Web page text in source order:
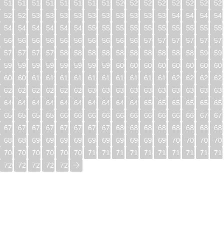
512
513 514 515 516 517 518 519 520 521 522 523 524 525 526
528
529 530 531 532 533 534 535 536 537 538 539 540 541 542
544
545 546 547 548 549 550 551 552 553 554 555 556 557 558
560
561 562 563 564 565 566 567 568 569 570 571 572 573 574
576
577 578 579 580 581 582 583 584 585 586 587 588 589 590
592
593 594 595 596 597 598 599 600 601 602 603 604 605 606
608
609 610 611 612 613 614 615 616 617 618 619 620 621 622
624
625 626 627 628 629 630 631 632 633 634 635 636 637 638
640
641 642 643 644 645 646 647 648 649 650 651 652 653 654
656
657 658 659 660 661 662 663 664 665 666 667 668 669 670
672
673 674 675 676 677 678 679 680 681 682 683 684 685 686
688
689 690 691 692 693 694 695 696 697 698 699 700 701 702
704
705 706 707 708 709 710 711 712 713 714 715 716 717 718
720
721 722 723 724